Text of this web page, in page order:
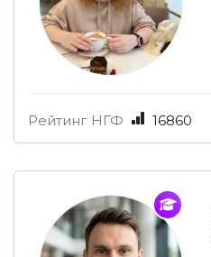
Рейтинг НГФ 16860